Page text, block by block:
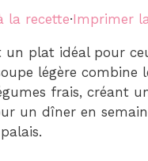
la recette·Imprimer
un plat idéal pour
légère
frais, créant
un dîner en